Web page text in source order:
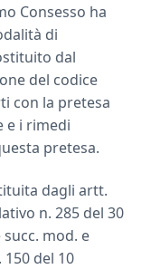
Consesso ha
di
dal
del codice
con la pretesa
e i rimedi
pretesa.
dagli artt.
n. 285 del 30
mod. e
del 10